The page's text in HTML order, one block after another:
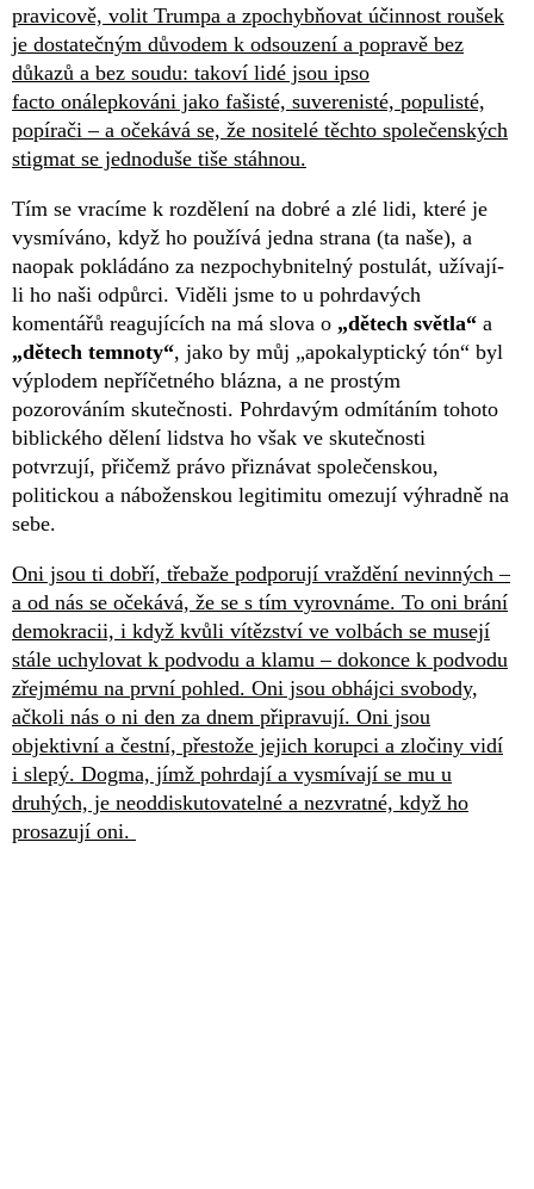
pravicově, volit Trumpa a zpochybňovat účinnost roušek
je dostatečným důvodem k odsouzení a popravě bez
důkazů a bez soudu: takoví lidé jsou ipso
facto onálepkováni jako fašisté, suverenisté, populisté,
popírači – a očekává se, že nositelé těchto společenských
stigmat se jednoduše tiše stáhnou.
Tím se vracíme k rozdělení na dobré a zlé lidi, které je
vysmíváno, když ho používá jedna strana (ta naše), a
naopak pokládáno za nezpochybnitelný postulát, užívají-
li ho naši odpůrci. Viděli jsme to u pohrdavých
komentářů reagujících na má slova o „dětech světla“ a
„dětech temnoty“, jako by můj „apokalyptický tón“ byl
výplodem nepříčetného blázna, a ne prostým
pozorováním skutečnosti. Pohrdavým odmítáním tohoto
biblického dělení lidstva ho však ve skutečnosti
potvrzují, přičemž právo přiznávat společenskou,
politickou a náboženskou legitimitu omezují výhradně na
sebe.
Oni jsou ti dobří, třebaže podporují vraždění nevinných –
a od nás se očekává, že se s tím vyrovnáme. To oni brání
demokracii, i když kvůli vítězství ve volbách se musejí
stále uchylovat k podvodu a klamu – dokonce k podvodu
zřejmému na první pohled. Oni jsou obhájci svobody,
ačkoli nás o ni den za dnem připravují. Oni jsou
objektivní a čestní, přestože jejich korupci a zločiny vidí
i slepý. Dogma, jímž pohrdají a vysmívají se mu u
druhých, je neoddiskutovatelné a nezvratné, když ho
prosazují oni.